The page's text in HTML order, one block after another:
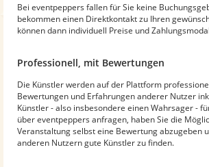
Bei eventpeppers fallen für Sie keine
bekommen einen Direktkontakt zu Ihren
können dann individuell Preise und
Professionell, mit Bewertungen
Die Künstler werden auf der Plattform
Bewertungen und Erfahrungen anderer Nutzer
Künstler - also insbesondere einen Wahrsager -
über eventpeppers anfragen, haben Sie die
Veranstaltung selbst eine Bewertung abzugeben
anderen Nutzern gute Künstler zu finden.